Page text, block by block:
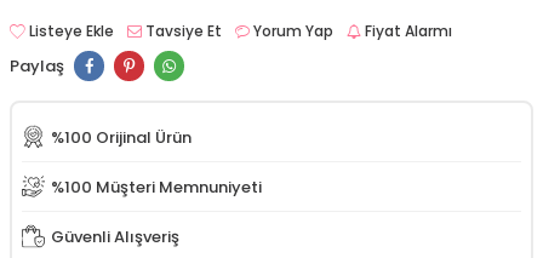
Listeye Ekle Tavsiye Et Yorum Yap Fiyat Alarmı
Paylaş
%100 Orijinal Ürün
%100 Müşteri Memnuniyeti
Güvenli Alışveriş